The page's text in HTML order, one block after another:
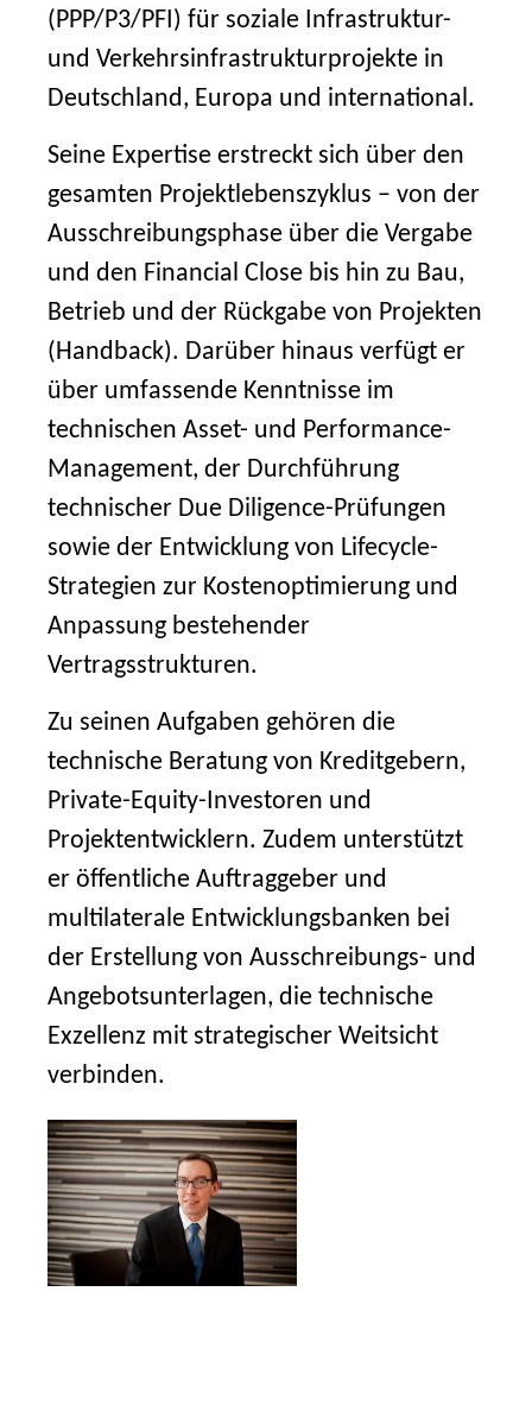
(PPP/P3/PFI) für soziale Infrastruktur-
und Verkehrsinfrastrukturprojekte in
Deutschland, Europa und international.
Seine Expertise erstreckt sich über den
gesamten Projektlebenszyklus – von der
Ausschreibungsphase über die Vergabe
und den Financial Close bis hin zu Bau,
Betrieb und der Rückgabe von Projekten
(Handback). Darüber hinaus verfügt er
über umfassende Kenntnisse im
technischen Asset- und Performance-
Management, der Durchführung
technischer Due Diligence-Prüfungen
sowie der Entwicklung von Lifecycle-
Strategien zur Kostenoptimierung und
Anpassung bestehender
Vertragsstrukturen.
Zu seinen Aufgaben gehören die
technische Beratung von Kreditgebern,
Private-Equity-Investoren und
Projektentwicklern. Zudem unterstützt
er öffentliche Auftraggeber und
multilaterale Entwicklungsbanken bei
der Erstellung von Ausschreibungs- und
Angebotsunterlagen, die technische
Exzellenz mit strategischer Weitsicht
verbinden.